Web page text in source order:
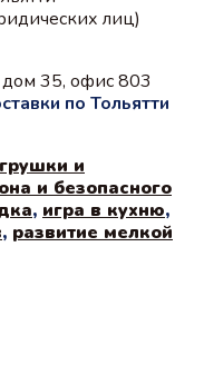
лиц)
дом 35, офис 803
по Тольятти
и
и безопасного
, игра в кухню,
, развитие мелкой